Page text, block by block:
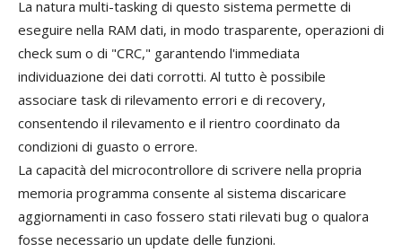
La natura multi-tasking di questo sistema permette di
eseguire nella RAM dati, in modo trasparente, operazioni di
check sum o di "CRC," garantendo l'immediata
individuazione dei dati corrotti. Al tutto è possibile
associare task di rilevamento errori e di recovery,
consentendo il rilevamento e il rientro coordinato da
condizioni di guasto o errore.
La capacità del microcontrollore di scrivere nella propria
memoria programma consente al sistema discaricare
aggiornamenti in caso fossero stati rilevati bug o qualora
fosse necessario un update delle funzioni.